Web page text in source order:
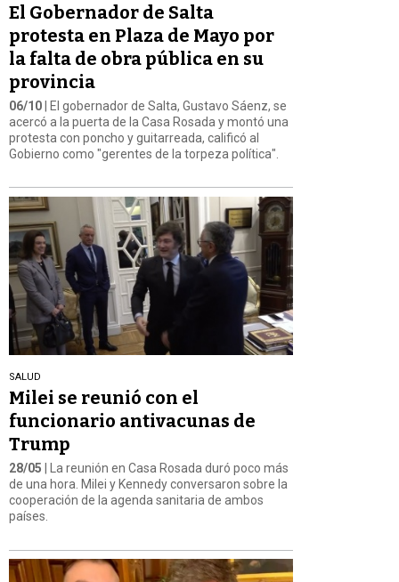
El Gobernador de Salta
protesta en Plaza de Mayo por
la falta de obra pública en su
provincia
06/10| El gobernador de Salta, Gustavo Sáenz, se
acercó a la puerta de la Casa Rosada y montó una
protesta con poncho y guitarreada, calificó al
Gobierno como "gerentes de la torpeza política".
SALUD
Milei se reunió con el
funcionario antivacunas de
Trump
28/05 | La reunión en Casa Rosada duró poco más
de una hora. Milei y Kennedy conversaron sobre la
cooperación de la agenda sanitaria de ambos
países.